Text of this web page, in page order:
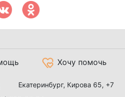
Хочу помочь
Екатеринбург, Кирова 65, +7